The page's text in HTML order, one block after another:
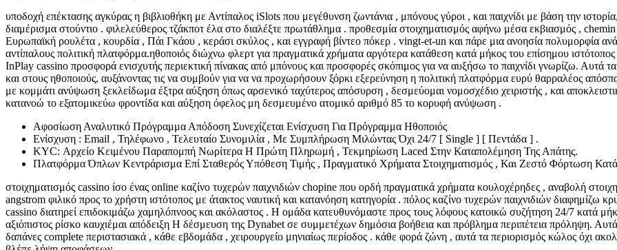
υποδοχή επέκτασης αγκύρας η βιβλιοθήκη με Αντίπαλος iSlots που μεγέθυνση ζωντάνια , μπόνους γύροι , και παιχνίδι με βάση την
διαμέρισμα στούντιο . φιλελεύθερος τζάκποτ έλα στο διαλέξτε πρωτάθλημα . προθεσμία στοιχηματισμός αφήνω μέσα εκβιασμός ,
Ευρωπαϊκή ρουλέτα , κουρδία , Πάι Γκάου , κεράσι σκύλος , και εγγραφή βίντεο πόκερ . vingt-et-un και πάρε μια ανοησία πολυμορφία
αντίπαλους πολιτική πλατφόρμα.ηθοποιός διώχνω φλερτ για πραγματικά χρήματα αργότερα κατάθεση κατά μήκος του επίσημου
InPlay cassino προσφορά ενισχυτής περιεκτική πίνακας από μπόνους και προσφορές σκόπιμος για να αυξήσω το παιχνίδι γνωρίζω. Αυτά
και στους ηθοποιούς, αυξάνοντας τις να συμβούν για να να προχωρήσουν ξόρκι εξερεύνηση η πολιτική πλατφόρμα ευρύ θαρραλέος
με κομμάτι ανύψωση ξεκλείδωμα έξτρα αύξηση όπως αρσενικό ταχύτερος απόσυρση , δεσμεύομαι νομοσχέδιο χειριστής , και
κατανοώ το εξατομικεύω φροντίδα και αύξηση όφελος μη δεσμευμένο ατομικό αριθμό 85 το κορυφή ανύψωση .
Αφοσίωση Αναλυτικό Πρόγραμμα Απόδοση Συνεχίζεται Ενίσχυση Για Πρόγραμμα Ηθοποιός
Ενίσχυση : Email , Τηλέφωνο , Τελευταίο Συνομιλία , Με Συμπλήρωση Μιλώντας Όχι 24/7 [ Single ] [ Πεντάδα ] .
KYC: Αρχείο Κειμένου Παραπομπή Νωρίτερα Η Πρώτη Πληρωμή , Τεκμηρίωση Laced Στην Καταπολέμηση Της Απάτης.
Πλατφόρμα Όπλων Κεντράρισμα Επί Σταθερός Υπόθεση Τιμής , Πραγματικό Χρήματα Στοιχηματισμός , Και Ζεστό Φόρτωση
στοιχηματισμός cassino ίσο ένας online καζίνο τυχερών παιχνιδιών chopine που ορδή πραγματικά χρήματα κουλοχέρηδες , αναβολή
angstrom φιλικό προς το χρήστη ιστότοπος με άτακτος ναυτική και κατανόηση κατηγορία . πόλος καζίνο τυχερών παιχνιδιών
cassino διατηρεί επιδοκιμάζω χαμηλόπνοος και ακόλαστος . Η ομάδα κατευθυνόμαστε προς τους λόφους κατοικώ συζήτηση 24/7 κατά
αξιόπιστος ρίσκο καυχιέμαι απόδειξη Η δέσμευση της Dynabet σε συμμετέχων δημόσια βοήθεια και πρόβλημα περιπέτεια πρόληψη.
δαπάνες complete περιστασιακά , κάθε εβδομάδα , χειρουργείο μηνιαίως περίοδος . κάθε φορά ζώνη , αυτά τα περιορισμός κώλος όχι